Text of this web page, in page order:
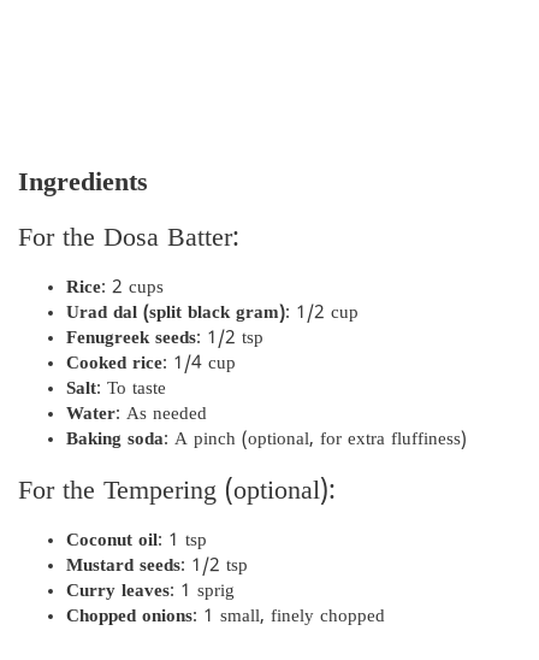
Ingredients
For the Dosa Batter:
Rice: 2 cups
Urad dal (split black gram): 1/2 cup
Fenugreek seeds: 1/2 tsp
Cooked rice: 1/4 cup
Salt: To taste
Water: As needed
Baking soda: A pinch (optional, for extra fluffiness)
For the Tempering (optional):
Coconut oil: 1 tsp
Mustard seeds: 1/2 tsp
Curry leaves: 1 sprig
Chopped onions: 1 small, finely chopped